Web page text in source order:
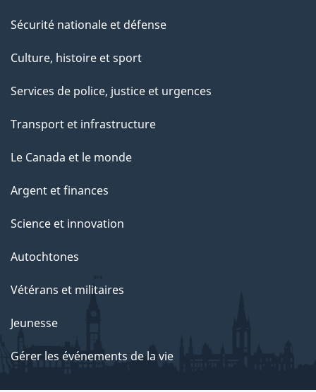
Sécurité nationale et défense
Culture, histoire et sport
Services de police, justice et urgences
Transport et infrastructure
Le Canada et le monde
Argent et finances
Science et innovation
Autochtones
Vétérans et militaires
Jeunesse
Gérer les événements de la vie